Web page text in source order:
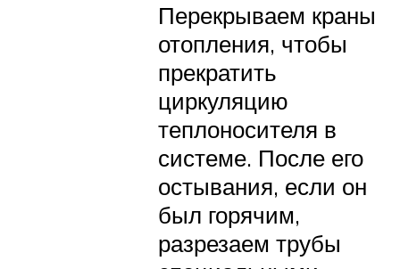
Перекрываем краны
отопления, чтобы
прекратить
циркуляцию
теплоносителя в
системе. После его
остывания, если он
был горячим,
разрезаем трубы